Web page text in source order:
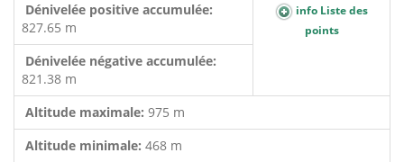
Dénivelée positive accumulée:
827.65 m
info Liste des
points
Dénivelée négative accumulée:
821.38 m
Altitude maximale: 975 m
Altitude minimale: 468 m